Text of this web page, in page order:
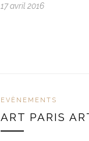
17 avril 2016
EVÈNEMENTS
ART PARIS